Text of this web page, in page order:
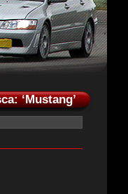
‘Mustang’